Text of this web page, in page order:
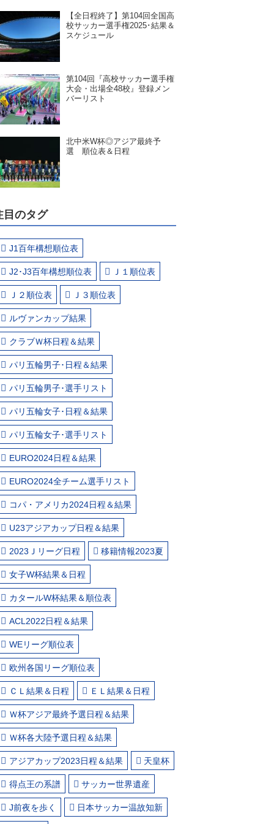
【全日程終了】第104回全国高
校サッカー選手権2025･結果＆
スケジュール
第104回『高校サッカー選手権
大会・出場全48校』登録メン
バーリスト
北中米W杯◎アジア最終予
選 順位表＆日程
目のタグ
J1百年構想順位表
J2･J3百年構想順位表 Ｊ１順位表
Ｊ２順位表 Ｊ３順位表
ルヴァンカップ結果
クラブＷ杯日程＆結果
パリ五輪男子･日程＆結果
パリ五輪男子･選手リスト
パリ五輪女子･日程＆結果
パリ五輪女子･選手リスト
EURO2024日程＆結果
EURO2024全チーム選手リスト
コパ・アメリカ2024日程＆結果
U23アジアカップ日程＆結果
2023Ｊリーグ日程 移籍情報2023夏
女子W杯結果＆日程
カタールW杯結果＆順位表
ACL2022日程＆結果
WEリーグ順位表
欧州各国リーグ順位表
ＣＬ結果＆日程 ＥＬ結果＆日程
Ｗ杯アジア最終予選日程＆結果
Ｗ杯各大陸予選日程＆結果
アジアカップ2023日程＆結果 天皇杯
得点王の系譜 サッカー世界遺産
J前夜を歩く 日本サッカー温故知新